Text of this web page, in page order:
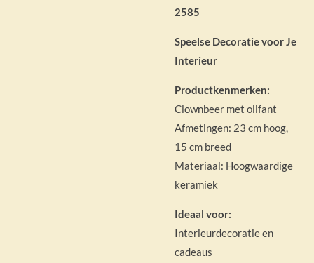
2585
Speelse Decoratie voor Je
Interieur
Productkenmerken:
Clownbeer met olifant
Afmetingen: 23 cm hoog,
15 cm breed
Materiaal: Hoogwaardige
keramiek
Ideaal voor:
Interieurdecoratie en
cadeaus